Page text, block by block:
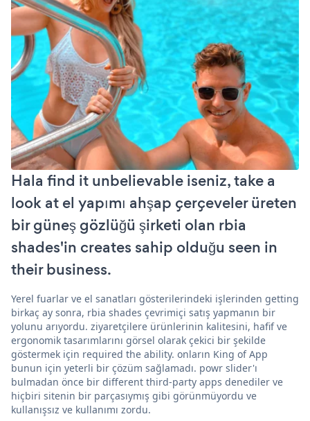
Hala find it unbelievable iseniz, take a
look at el yapımı ahşap çerçeveler üreten
bir güneş gözlüğü şirketi olan rbia
shades'in creates sahip olduğu seen in
their business.
Yerel fuarlar ve el sanatları gösterilerindeki işlerinden getting
birkaç ay sonra, rbia shades çevrimiçi satış yapmanın bir
yolunu arıyordu. ziyaretçilere ürünlerinin kalitesini, hafif ve
ergonomik tasarımlarını görsel olarak çekici bir şekilde
göstermek için required the ability. onların King of App
bunun için yeterli bir çözüm sağlamadı. powr slider'ı
bulmadan önce bir different third-party apps denediler ve
hiçbiri sitenin bir parçasıymış gibi görünmüyordu ve
kullanışsız ve kullanımı zordu.